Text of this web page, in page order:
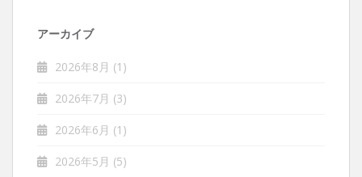
アーカイブ
2026年8月 (1)
2026年7月 (3)
2026年6月 (1)
2026年5月 (5)